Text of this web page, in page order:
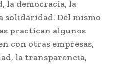
la democracia, la
solidaridad. Del mismo
practican algunos
con otras empresas,
la transparencia,